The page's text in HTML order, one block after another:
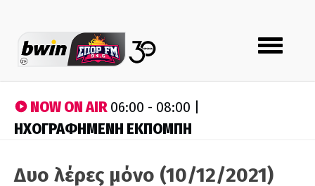
Toggle
navigation
NOW ON AIR06:00 - 08:00 |
ΗΧΟΓΡΑΦΗΜΕΝΗ ΕΚΠΟΜΠΗ
Δυο λέρες μόνο (10/12/2021)